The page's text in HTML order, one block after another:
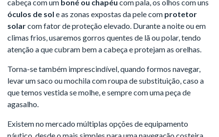
cabeça com um boné ou chapéu com pala, os olhos com uns
óculos de sol e as zonas expostas da pele com protetor
solarcom fator de proteção elevado. Durante a noite ou em
climas frios, usaremos gorros quentes de lã ou polar, tendo
atenção a que cubram bem a cabeça e protejam as orelhas.
Torna-se também imprescindível, quando formos navegar,
levar um saco ou mochila com roupa de substituição, caso a
que temos vestida se molhe, e sempre com uma peça de
agasalho.
Existem no mercado múltiplas opções de equipamento
náutico, desde o mais simples para uma navegação costeira